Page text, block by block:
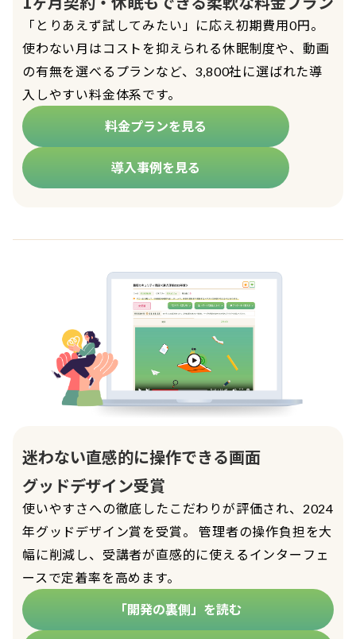
「とりあえず試してみたい」に応え初期費用0円。
使わない月はコストを抑えられる休眠制度や、動画
の有無を選べるプランなど、3,800社に選ばれた導
入しやすい料金体系です。
料金プランを見る
導入事例を見る
迷わない直感的に操作できる画面
グッドデザイン受賞
使いやすさへの徹底したこだわりが評価され、2024
年グッドデザイン賞を受賞。 管理者の操作負担を大
幅に削減し、受講者が直感的に使えるインターフェ
ースで定着率を高めます。
「開発の裏側」を読む